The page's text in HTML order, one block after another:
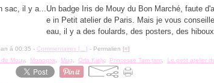
Un badge Iris de Mouy du Bon Marché, faute
e in Petit atelier de Paris. Mais je vous
eau, il y a des foulards, des posters, des
à 00:35 - Commentaires [ ] - Permalien [#]
de Mouy, Monoprix Mug Orla Kiely, Princesse Tam tam Le petit atelier